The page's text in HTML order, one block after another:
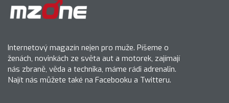
Internetový magazín nejen pro muže. Píšeme o
ženách, novinkách ze světa aut a motorek, zajímají
nás zbraně, věda a technika, máme rádi adrenalin.
Najít nás můžete také na Facebooku a Twitteru.